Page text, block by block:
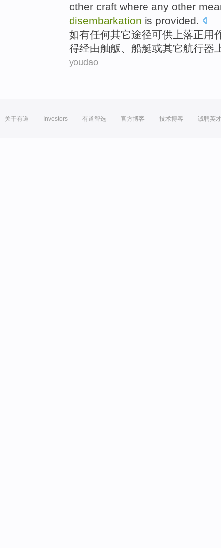
other craft where any other
disembarkation is provided.
如有任何其它途径可供 上落正用
得经由舢舨、 船艇或其它航行器
youdao
关于有道 Investors 有道智选 官方博客 技术博客 诚聘英才